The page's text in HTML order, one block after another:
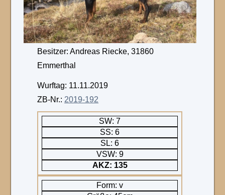
Besitzer: Andreas Riecke, 31860
Emmerthal
Wurftag: 11.11.2019
ZB-Nr.: 2019-192
SW: 7
SS: 6
SL: 6
VSW: 9
AKZ: 135
Form: v